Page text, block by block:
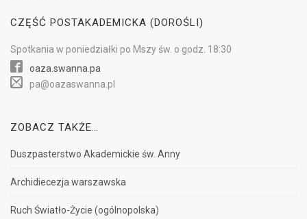
CZĘŚĆ POSTAKADEMICKA (DOROŚLI)
Spotkania w poniedziałki po Mszy św. o godz. 18:30
oaza.swanna.pa
pa@oazaswanna.pl
ZOBACZ TAKŻE…
Duszpasterstwo Akademickie św. Anny
Archidiecezja warszawska
Ruch Światło-Życie (ogólnopolska)